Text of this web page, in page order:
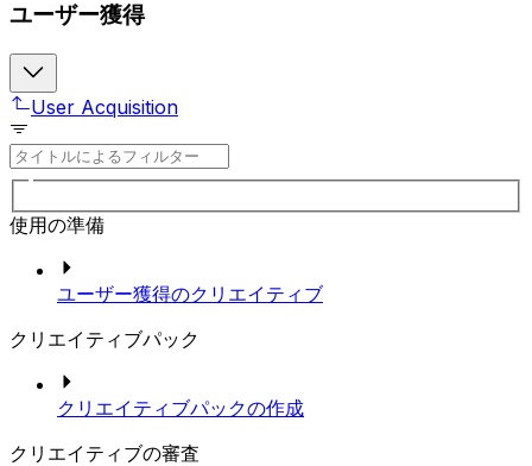
ユーザー獲得
User Acquisition
使用の準備
ユーザー獲得のクリエイティブ
クリエイティブパック
クリエイティブパックの作成
クリエイティブの審査